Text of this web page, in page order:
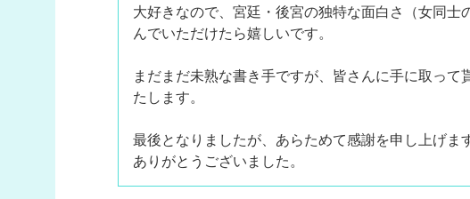
大好きなので、宮廷・後宮の独特な面白さ（女同
んでいただけたら嬉しいです。
まだまだ未熟な書き手ですが、皆さんに手に取っ
たします。
最後となりましたが、あらためて感謝を申し上げます
ありがとうございました。